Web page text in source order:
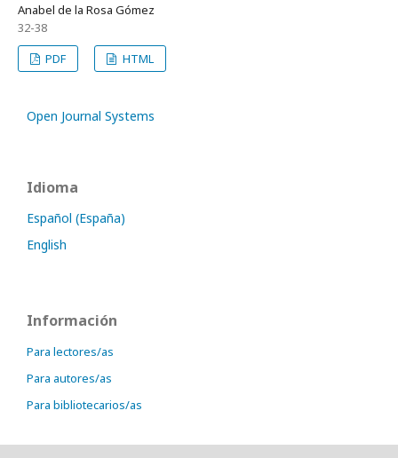
Anabel de la Rosa Gómez
32-38
PDF
HTML
Open Journal Systems
Idioma
Español (España)
English
Información
Para lectores/as
Para autores/as
Para bibliotecarios/as